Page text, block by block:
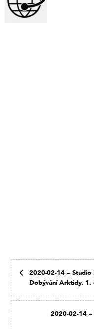
2020-02-14 – Studio
Dobývání Arktidy. 1.
2020-02-14 –